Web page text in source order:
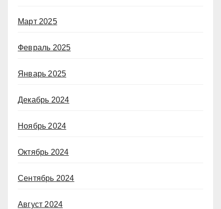
Март 2025
Февраль 2025
Январь 2025
Декабрь 2024
Ноябрь 2024
Октябрь 2024
Сентябрь 2024
Август 2024